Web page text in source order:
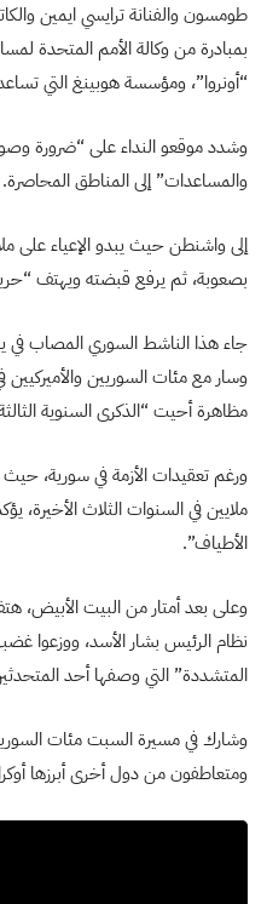
طومسون والفنانة ترايسي ايمين
بمبادرة من وكالة الأمم المتحدة
“أونروا”، ومؤسسة هوبينغ التي
وشدد موقعو النداء على “ضرورة
والمساعدات” إلى المناطق المحاصرة.
إلى واشنطن حيث يبدو الإعياء على
بصعوبة، ثم يرفع قبضته ويهتف
جاء هذا الناشط السوري المصاب في
وسار مع مئات السوريين
مظاهرة أحيت “الذكرى السنوية
ملايين في السنوات الثلاث
الأطياف”.
وعلى بعد أمتار من البيت الأبيض،
نظام الرئيس بشار الأسد، ووزعوا
المتشددة” التي وصفها أحد
وشارك في مسيرة السبت مئات
ومتعاطفون من دول أخرى أبرزها